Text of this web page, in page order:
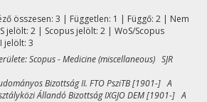
összesen: 3 | Független: 1 | Függő: 2 | Nem
jelölt: 2 | Scopus jelölt: 2 | WoS/Scopus
jelölt: 3
Scopus - Medicine (miscellaneous) SJR
Bizottság II. FTO PsziTB [1901-] A
Állandó Bizottság IXGJO DEM [1901-] A